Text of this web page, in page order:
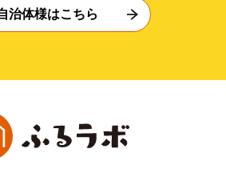
治体様はこちら